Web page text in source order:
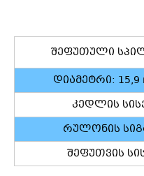
შეფუთული
დიამეტრი: 15,9
კედლის
რულონის
შეფუთვის